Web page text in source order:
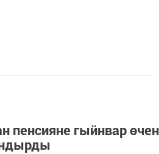
пенсияне гыйнвар